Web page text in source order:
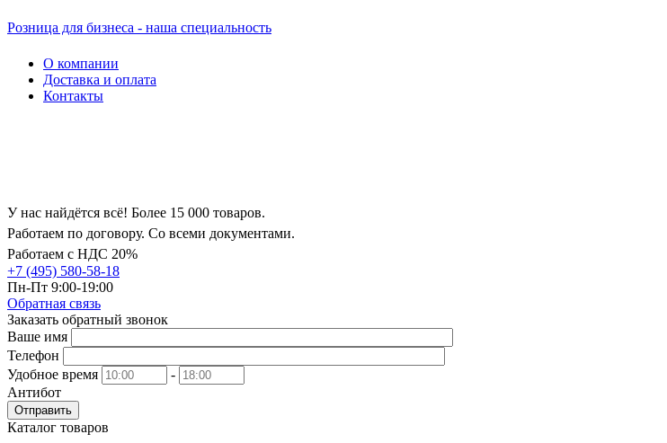
Розница для бизнеса - наша специальность
О компании
Доставка и оплата
Контакты
У нас найдётся всё! Более 15 000 товаров.
Работаем по договору. Со всеми документами.
Работаем с НДС 20%
+7 (495) 580-58-18
Пн-Пт 9:00-19:00
Обратная связь
Заказать обратный звонок
Ваше имя
Телефон
Удобное время
-
Антибот
Отправить
Каталог товаров